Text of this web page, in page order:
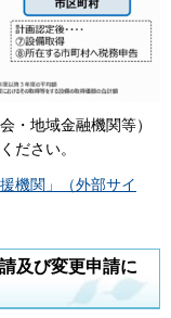
・地域金融機関等）
ださい。
機関」（外部サイ
及び変更申請に